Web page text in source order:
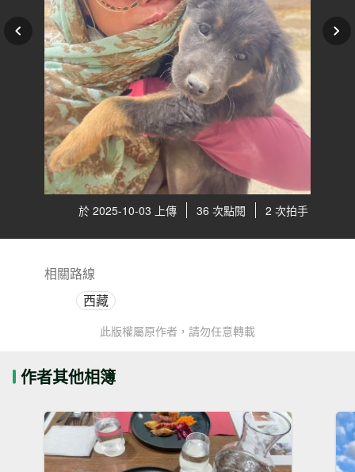
於 2025-10-03 上傳 36 次點閱 2 次拍手
相關路線
西藏
此版權屬原作者，請勿任意轉載
作者其他相簿